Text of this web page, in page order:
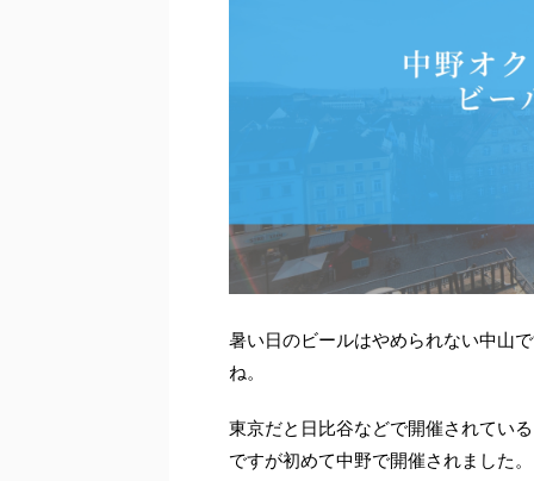
暑い日のビールはやめられない中山
ね。
東京だと日比谷などで開催されてい
ですが初めて中野で開催されました